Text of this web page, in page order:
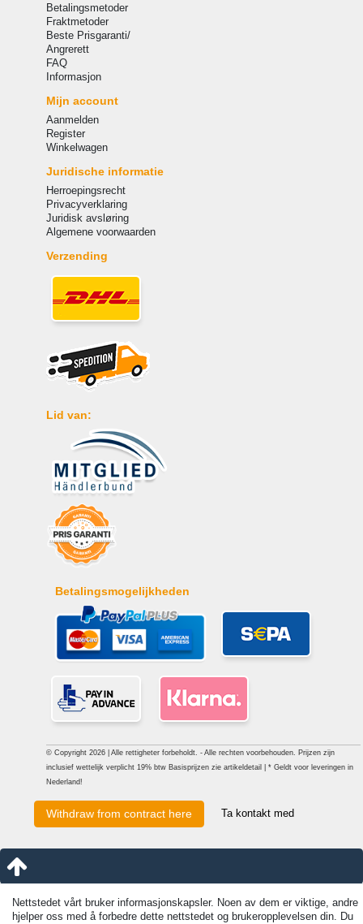
Betalingsmetoder
Fraktmetoder
Beste Prisgaranti/
Angrerett
FAQ
Informasjon
Mijn account
Aanmelden
Register
Winkelwagen
Juridische informatie
Herroepingsrecht
Privacyverklaring
Juridisk avsløring
Algemene voorwaarden
Verzending
Lid van:
Betalingsmogelijkheden
© Copyright 2026 | Alle rettigheter forbeholdt. - Alle rechten voorbehouden. Prijzen zijn
inclusief wettelijk verplicht 19% btw Basisprijzen zie artikeldetail | * Geldt voor leveringen in
Nederland!
Withdraw from contract here Ta kontakt med
Nettstedet vårt bruker informasjonskapsler. Noen av dem er viktige, andre
hjelper oss med å forbedre dette nettstedet og brukeropplevelsen din. Du